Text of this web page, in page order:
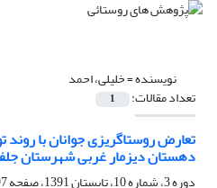
نویسنده =خلیلی، احمد
تعداد مقالات: 1
تعارض روستاگریزی جوانان با
دهستان دیزمار غربی شهرستان
دوره 3، شماره 10، تابستان 1391، صفحه